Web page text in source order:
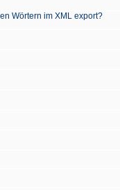
Wörtern im XML export?